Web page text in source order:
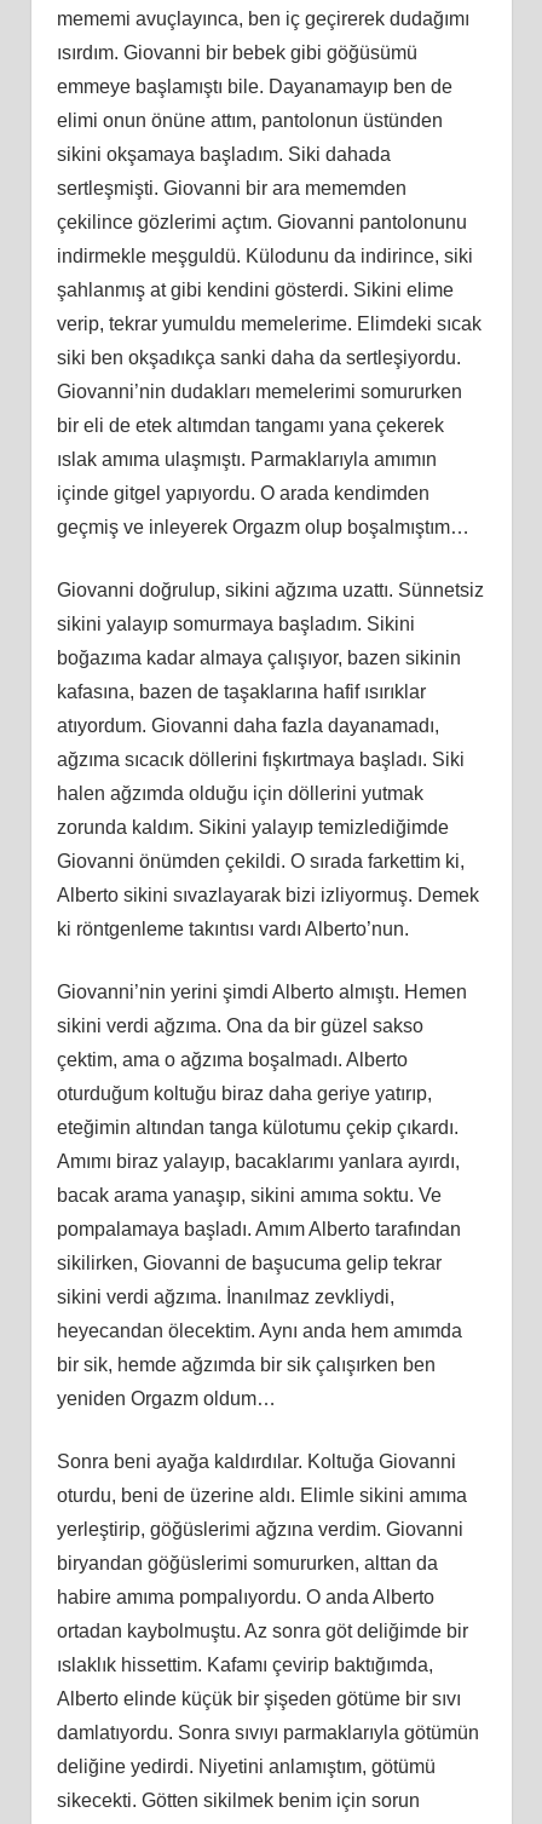
mememi avuçlayınca, ben iç geçirerek dudağımı
ısırdım. Giovanni bir bebek gibi göğüsümü
emmeye başlamıştı bile. Dayanamayıp ben de
elimi onun önüne attım, pantolonun üstünden
sikini okşamaya başladım. Siki dahada
sertleşmişti. Giovanni bir ara mememden
çekilince gözlerimi açtım. Giovanni pantolonunu
indirmekle meşguldü. Külodunu da indirince, siki
şahlanmış at gibi kendini gösterdi. Sikini elime
verip, tekrar yumuldu memelerime. Elimdeki sıcak
siki ben okşadıkça sanki daha da sertleşiyordu.
Giovanni’nin dudakları memelerimi somururken
bir eli de etek altımdan tangamı yana çekerek
ıslak amıma ulaşmıştı. Parmaklarıyla amımın
içinde gitgel yapıyordu. O arada kendimden
geçmiş ve inleyerek Orgazm olup boşalmıştım…
Giovanni doğrulup, sikini ağzıma uzattı. Sünnetsiz
sikini yalayıp somurmaya başladım. Sikini
boğazıma kadar almaya çalışıyor, bazen sikinin
kafasına, bazen de taşaklarına hafif ısırıklar
atıyordum. Giovanni daha fazla dayanamadı,
ağzıma sıcacık döllerini fışkırtmaya başladı. Siki
halen ağzımda olduğu için döllerini yutmak
zorunda kaldım. Sikini yalayıp temizlediğimde
Giovanni önümden çekildi. O sırada farkettim ki,
Alberto sikini sıvazlayarak bizi izliyormuş. Demek
ki röntgenleme takıntısı vardı Alberto’nun.
Giovanni’nin yerini şimdi Alberto almıştı. Hemen
sikini verdi ağzıma. Ona da bir güzel sakso
çektim, ama o ağzıma boşalmadı. Alberto
oturduğum koltuğu biraz daha geriye yatırıp,
eteğimin altından tanga külotumu çekip çıkardı.
Amımı biraz yalayıp, bacaklarımı yanlara ayırdı,
bacak arama yanaşıp, sikini amıma soktu. Ve
pompalamaya başladı. Amım Alberto tarafından
sikilirken, Giovanni de başucuma gelip tekrar
sikini verdi ağzıma. İnanılmaz zevkliydi,
heyecandan ölecektim. Aynı anda hem amımda
bir sik, hemde ağzımda bir sik çalışırken ben
yeniden Orgazm oldum…
Sonra beni ayağa kaldırdılar. Koltuğa Giovanni
oturdu, beni de üzerine aldı. Elimle sikini amıma
yerleştirip, göğüslerimi ağzına verdim. Giovanni
biryandan göğüslerimi somururken, alttan da
habire amıma pompalıyordu. O anda Alberto
ortadan kaybolmuştu. Az sonra göt deliğimde bir
ıslaklık hissettim. Kafamı çevirip baktığımda,
Alberto elinde küçük bir şişeden götüme bir sıvı
damlatıyordu. Sonra sıvıyı parmaklarıyla götümün
deliğine yedirdi. Niyetini anlamıştım, götümü
sikecekti. Götten sikilmek benim için sorun